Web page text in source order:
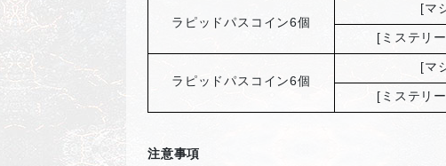
ラピッドパスコイン6個
[マ
[ ミステリ
ラピッドパスコイン6個
[マ
[ ミステリ
注意事項